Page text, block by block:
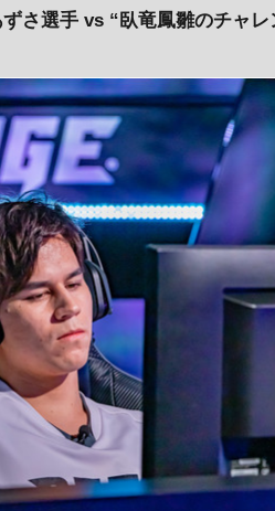
ずさ選手 vs “臥竜鳳雛のチャ